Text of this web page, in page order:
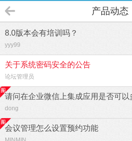
产品动态
8.0版本会有培训吗？
yyy99
关于系统密码安全的公告
论坛管理员
请问在企业微信上集成应用是否可以
dong
会议管理怎么设置预约功能